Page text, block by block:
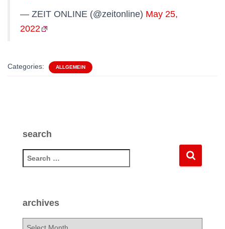
— ZEIT ONLINE (@zeitonline) May 25,
2022
Categories: ALLGEMEIN
search
e
f
archives